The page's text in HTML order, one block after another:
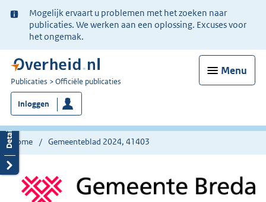
Ter
informatie:
Mogelijk ervaart u problemen met het zoeken naar
publicaties. We werken aan een oplossing. Excuses voor
het ongemak.
Menu
U
bent
nu
hier:
Publicaties Officiële publicaties
Inloggen
Home Gemeenteblad 2024, 41403